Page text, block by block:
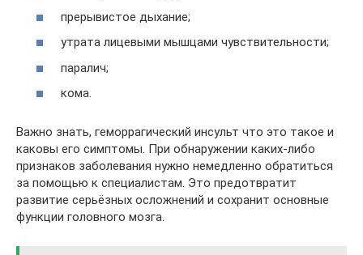
прерывистое дыхание;
утрата лицевыми мышцами чувствительности;
паралич;
кома.
Важно знать, геморрагический инсульт что это такое и
каковы его симптомы. При обнаружении каких-либо
признаков заболевания нужно немедленно обратиться
за помощью к специалистам. Это предотвратит
развитие серьёзных осложнений и сохранит основные
функции головного мозга.